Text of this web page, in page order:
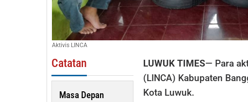
Aktivis LINCA
Catatan
Masa Depan
LUWUK TIMES— Para
(LINCA) Kabupaten
Kota Luwuk.